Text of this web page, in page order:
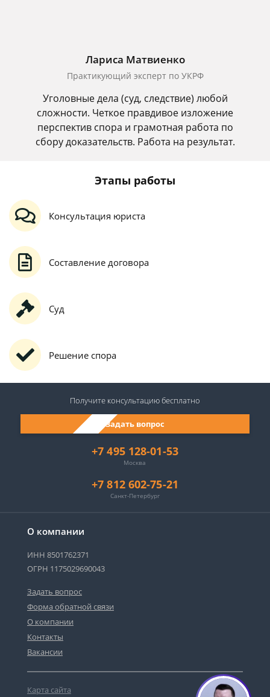
Лариса Матвиенко
Практикующий эксперт по УКРФ
Уголовные дела (суд, следствие) любой
сложности. Четкое правдивое изложение
перспектив спора и грамотная работа по
сбору доказательств. Работа на результат.
Этапы работы
Консультация юриста
Составление договора
Суд
Решение спора
О компании
ИНН 8501762371
ОГРН 1175029690043
Задать вопрос
Форма обратной связи
О компании
Контакты
Вакансии
Карта сайта
+7 495 128-01-53
Москва
+7 812 602-75-21
Санкт-Петербург
Задать вопрос
Получите консультациюбесплатно